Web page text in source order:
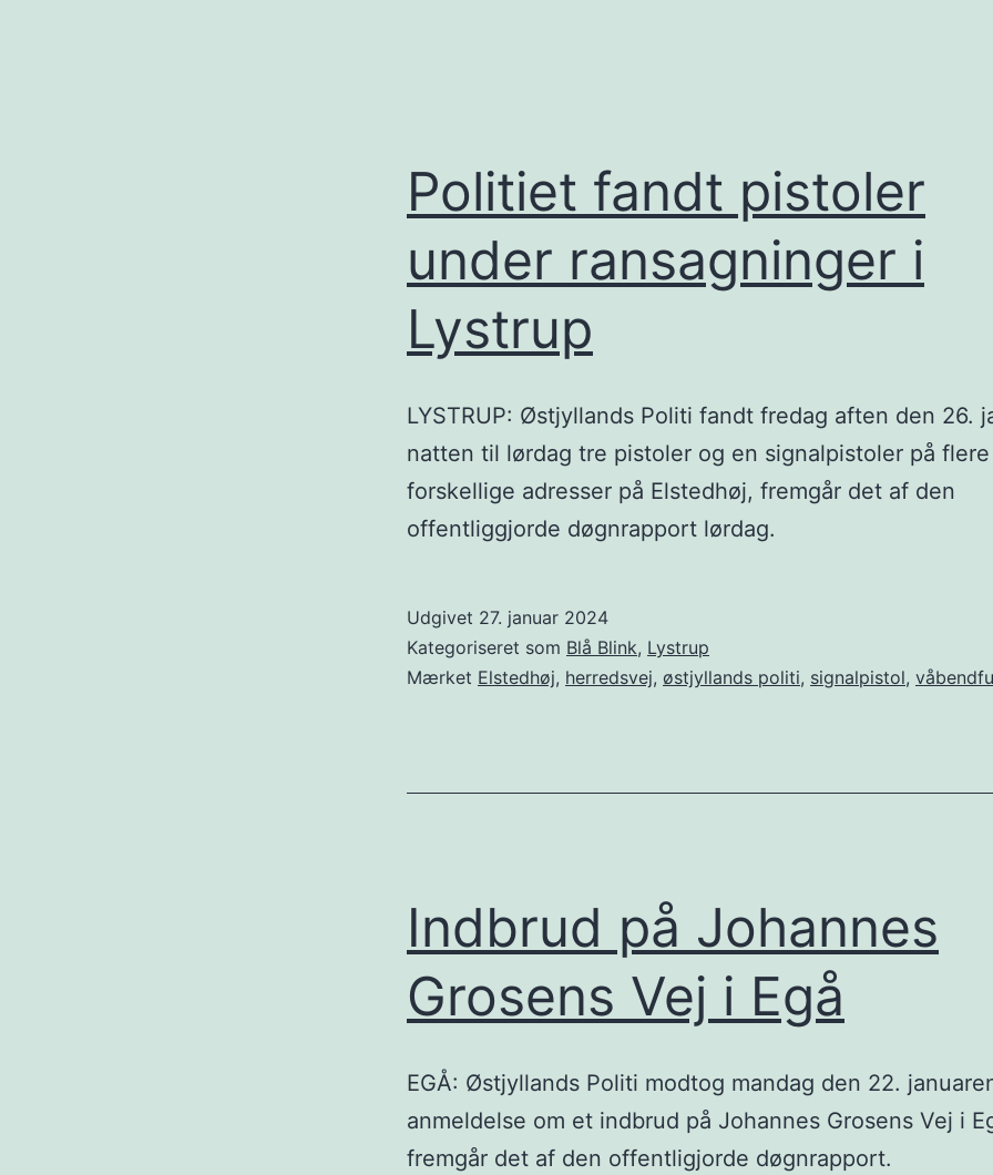
Politiet fandt pistoler
under ransagninger i
Lystrup
LYSTRUP: Østjyllands Politi fandt fredag aften den 26.
natten til lørdag tre pistoler og en signalpistoler på flere
forskellige adresser på Elstedhøj, fremgår det af den
offentliggjorde døgnrapport lørdag.
Udgivet 27. januar 2024
Kategoriseret som Blå Blink, Lystrup
Mærket Elstedhøj, herredsvej, østjyllands politi, signalpistol,
Indbrud på Johannes
Grosens Vej i Egå
EGÅ: Østjyllands Politi modtog mandag den 22.
anmeldelse om et indbrud på Johannes Grosens Vej i
fremgår det af den offentligjorde døgnrapport.